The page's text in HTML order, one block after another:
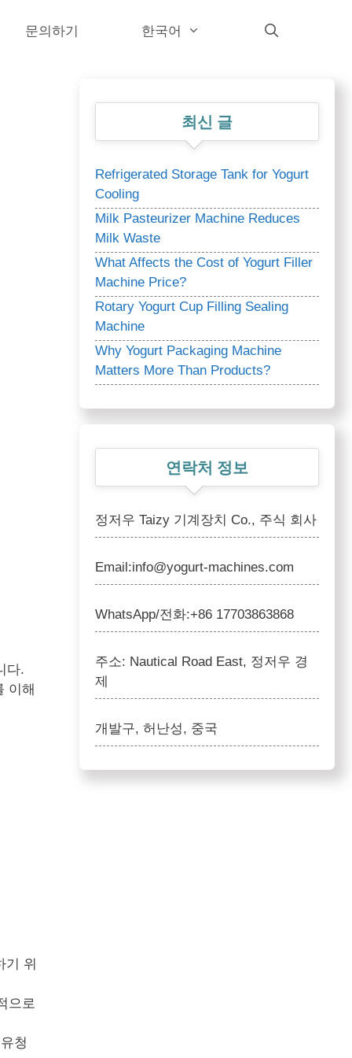
문의하기 한국어
다.
이해
기 위
으로
청
최신 글
Refrigerated Storage Tank for Yogurt
Cooling
Milk Pasteurizer Machine Reduces
Milk Waste
What Affects the Cost of Yogurt Filler
Machine Price?
Rotary Yogurt Cup Filling Sealing
Machine
Why Yogurt Packaging Machine
Matters More Than Products?
연락처 정보
정저우 Taizy 기계장치 Co., 주식 회사
Email:info@yogurt-machines.com
WhatsApp/전화:+86 17703863868
주소: Nautical Road East, 정저우 경
제
개발구, 허난성, 중국